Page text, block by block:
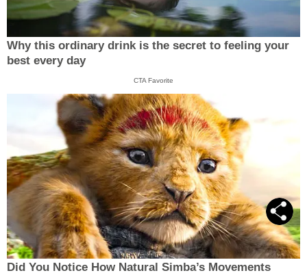
Why this ordinary drink is the secret to feeling your
best every day
CTA Favorite
Did You Notice How Natural Simba’s Movements